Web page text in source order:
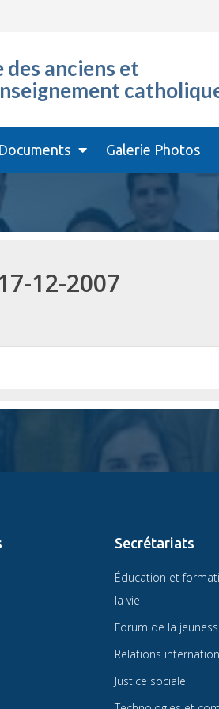
anciens et
Documents Galerie Photos
12-2007
Secrétariats
Éducation et
la vie
Forum de la
Relations
Justice sociale